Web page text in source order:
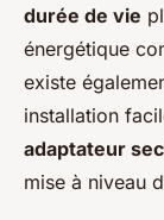
durée de vie
énergétique
existe
installation
adaptateur
mise à niveau